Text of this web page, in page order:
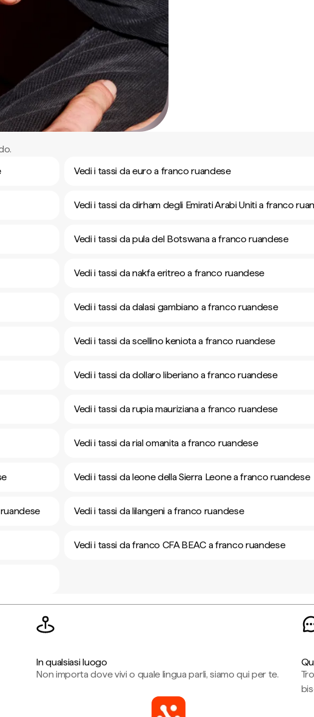
Vedi i tassi da euro a franco ruandese
Vedi i tassi da dirham degli Emirati Arabi Uniti a franco
Vedi i tassi da pula del Botswana a franco ruandese
Vedi i tassi da nakfa eritreo a franco ruandese
Vedi i tassi da dalasi gambiano a franco ruandese
Vedi i tassi da scellino keniota a franco ruandese
Vedi i tassi da dollaro liberiano a franco ruandese
Vedi i tassi da rupia mauriziana a franco ruandese
Vedi i tassi da rial omanita a franco ruandese
Vedi i tassi da leone della Sierra Leone a franco ruandese
Vedi i tassi da lilangeni a franco ruandese
Vedi i tassi da franco CFA BEAC a franco ruandese
In qualsiasi luogo
Non importa dove vivi o quale lingua parli, siamo qui per te.